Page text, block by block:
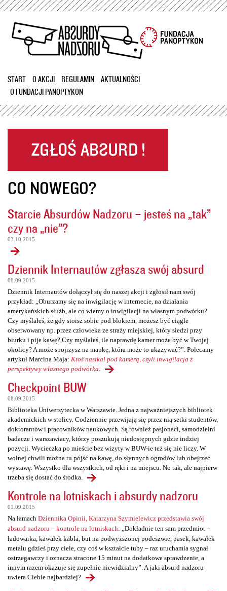
Przejdź
treści
START O AKCJI REGULAMIN
AKTUALNOŚCI
O FUNDACJI PANOPTYKON
CO NOWEGO?
Starcie Absurdów Nadzoru – jesteś na „tak”
czy na „nie”?
03.10.2015
Dziennik Internautów zgłasza swój absurd
08.09.2015
Dziennik Internautów dołączył się do naszej akcji i zgłosił nam swój
przykład: „Oburzamy się na inwigilację w internecie, na działania
amerykańskich służb, ale co wiemy o inwigilacji na własnym podwórku?
Czy myślałeś, że gdy stoisz sobie pod blokiem, możesz być ciągle
obserwowany np. przez człowieka ze straży miejskiej, który siedzi przy
biurku i pije kawę? Czy myślałeś, ile naprawdę kamer może być w Twojej
okolicy? A może spojrzysz na mapkę, która może to ukazywać?”. Polecamy
artykuł Marcina Maja: Ktoś nasikał pod kamerą, czyli inwigilacja z
perspektywy własnego podwórka
Checkpoint BUW
08.09.2015
Biblioteka Uniwersytecka w Warszawie. Jedna z najważniejszych bibliotek
akademickich w stolicy. Codziennie przewijają się przez nią setki studentów,
doktorantów i pracowników naukowych. Są również pasjonaci, samodzielni
badacze i warszawiacy, którzy poszukują niedostępnych gdzie indziej
pozycji. Wycieczka po mieście bez wizyty w BUW-ie też się nie liczy. W
wolnej chwili można tu pójść na kawę, do słynnych ogrodów lub obejrzeć
wystawę. Wszystko dla wszystkich, od ręki i na miejscu. No tak, ale najpierw
trzeba się dostać do środka.
Kontrole na lotniskach i absurdy nadzoru
01.09.2015
Na łamach Dziennika Opinii, Katarzyna Szymielewicz przedstawia swój
absurd nadzoru – kontrole na lotniskach: „Dokładnie ten sam przedmiot –
ładowarka, kawałek kabla, but na podwyższonej podeszwie, pasek, kawałek
metalu gdzieś przy ciele, czy coś w kształcie tuby – raz uruchamia sygnał
ostrzegawczy i oznacza stracone 15 minut na dodatkowe sprawdzenie, a
innym razem okazuje się zupełnie niewidzialny”. A jaki absurd nadzoru
uwiera Ciebie najbardziej?